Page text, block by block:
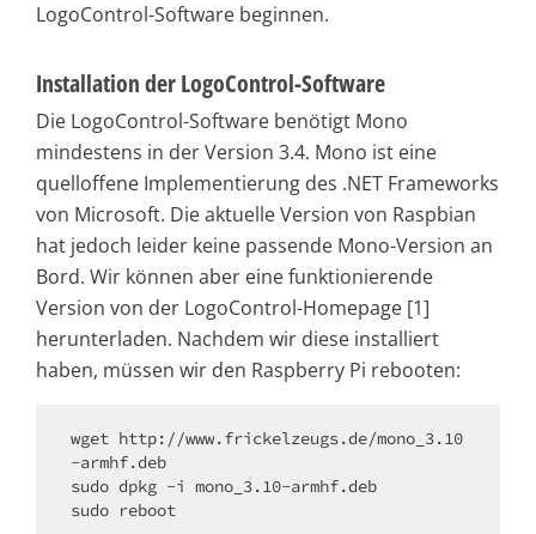
LogoControl-Software beginnen.
Installation der LogoControl-Software
Die LogoControl-Software benötigt Mono
mindestens in der Version 3.4. Mono ist eine
quelloffene Implementierung des .NET Frameworks
von Microsoft. Die aktuelle Version von Raspbian
hat jedoch leider keine passende Mono-Version an
Bord. Wir können aber eine funktionierende
Version von der LogoControl-Homepage [1]
herunterladen. Nachdem wir diese installiert
haben, müssen wir den Raspberry Pi rebooten:
wget http://www.frickelzeugs.de/mono_3.10
-armhf.deb
sudo dpkg -i mono_3.10-armhf.deb
sudo reboot